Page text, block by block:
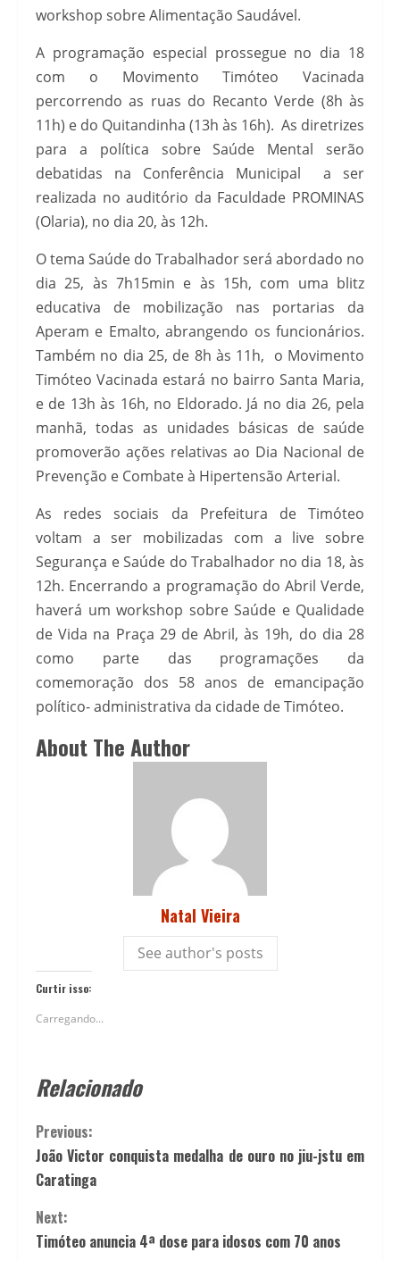
workshop sobre Alimentação Saudável.
A programação especial prossegue no dia 18
com o Movimento Timóteo Vacinada
percorrendo as ruas do Recanto Verde (8h às
11h) e do Quitandinha (13h às 16h). As diretrizes
para a política sobre Saúde Mental serão
debatidas na Conferência Municipal a ser
realizada no auditório da Faculdade PROMINAS
(Olaria), no dia 20, às 12h.
O tema Saúde do Trabalhador será abordado no
dia 25, às 7h15min e às 15h, com uma blitz
educativa de mobilização nas portarias da
Aperam e Emalto, abrangendo os funcionários.
Também no dia 25, de 8h às 11h, o Movimento
Timóteo Vacinada estará no bairro Santa Maria,
e de 13h às 16h, no Eldorado. Já no dia 26, pela
manhã, todas as unidades básicas de saúde
promoverão ações relativas ao Dia Nacional de
Prevenção e Combate à Hipertensão Arterial.
As redes sociais da Prefeitura de Timóteo
voltam a ser mobilizadas com a live sobre
Segurança e Saúde do Trabalhador no dia 18, às
12h. Encerrando a programação do Abril Verde,
haverá um workshop sobre Saúde e Qualidade
de Vida na Praça 29 de Abril, às 19h, do dia 28
como parte das programações da
comemoração dos 58 anos de emancipação
político- administrativa da cidade de Timóteo.
About The Author
Natal Vieira
See author's posts
Curtir isso:
Carregando...
Relacionado
Previous:
João Victor conquista medalha de ouro no jiu-jstu em
Caratinga
Next:
Timóteo anuncia 4ª dose para idosos com 70 anos